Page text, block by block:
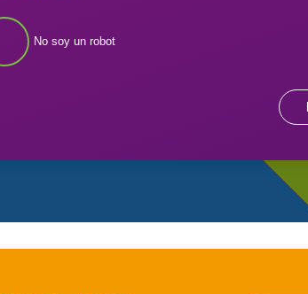
No soy un robot